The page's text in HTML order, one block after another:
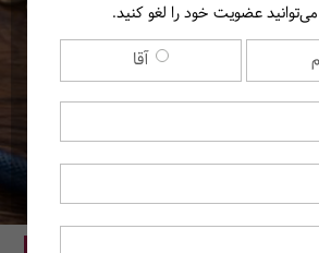
حسابرسی و
داخلی در بخش
عمومی
آنــلایــن)
عضویت خود را لغو کنید.
آقا